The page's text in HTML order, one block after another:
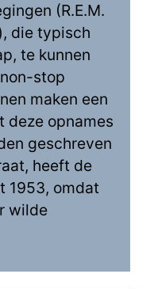
(R.E.M.
die typisch
te kunnen
stop
maken een
deze opnames
geschreven
heeft de
1953, omdat
wilde